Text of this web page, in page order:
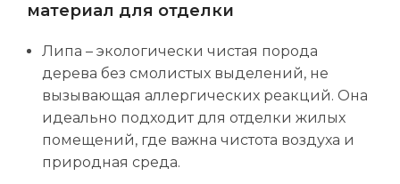
материал для отделки
Липа – экологически чистая порода
дерева без смолистых выделений, не
вызывающая аллергических реакций. Она
идеально подходит для отделки жилых
помещений, где важна чистота воздуха и
природная среда.